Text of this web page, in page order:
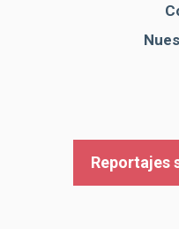
Reportajes